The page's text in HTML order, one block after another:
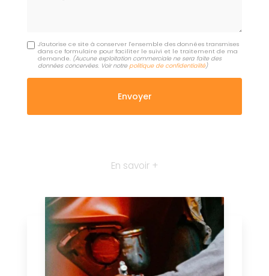
J'autorise ce site à conserver l'ensemble des données transmises
dans ce formulaire pour faciliter le suivi et le traitement de ma
demande. (Aucune exploitation commerciale ne sera faite des
données concervées. Voir notrepolitique de confidentialité)
En savoir +